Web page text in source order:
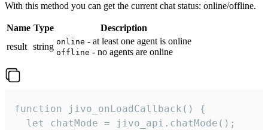
With this method you can get the current chat status: online/offline.
Name Type
Description
result string online - at least one agent is online
offline - no agents are online
function jivo_onLoadCallback() {
  let chatMode = jivo_api.chatMode();